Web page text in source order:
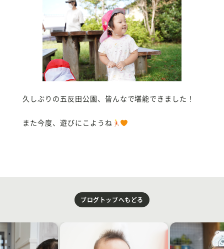
久しぶりの五反田公園、皆んなで堪能できました！
また今度、遊びにこようね
ブログトップへもどる